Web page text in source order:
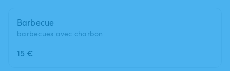
Barbecue
barbecues avec charbon
15 €